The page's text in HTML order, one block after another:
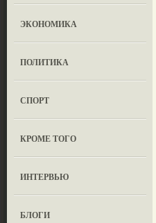
ЭКОНОМИКА
ПОЛИТИКА
СПОРТ
КРОМЕ ТОГО
ИНТЕРВЬЮ
БЛОГИ